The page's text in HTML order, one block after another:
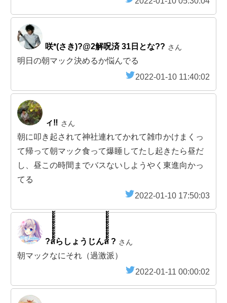
咲*(さき)?@2解呪済 31日とな?? さん
明日の朝マック決めるか悩んでる
2022-01-10 11:40:02
ィ‼️ さん
朝に叩き起されて神社連れてかれて雑巾かけまくっ
て帰って朝マック食って爆睡してたし起きたら昼だ
し、昼この時間までバスないしようやく東進向かっ
てる
2022-01-10 17:50:03
?ส้้้้้้้้้้้้้้้らしょうじんส้้้้้้้้้้้้้้้ ? さん
朝マックなにそれ（過激派）
2022-01-11 00:00:02